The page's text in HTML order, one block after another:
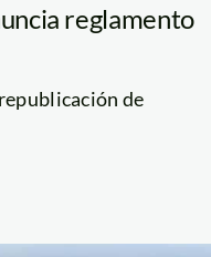
reglamento
de